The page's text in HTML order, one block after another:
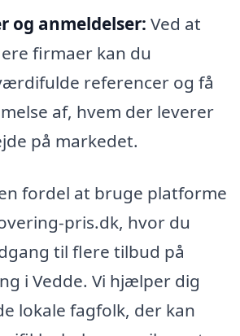
og anmeldelser: Ved at
firmaer kan du
referencer og få
af, hvem der leverer
på markedet.
fordel at bruge platforme
pris.dk, hvor du
til flere tilbud på
i Vedde. Vi hjælper dig
lokale fagfolk, der kan